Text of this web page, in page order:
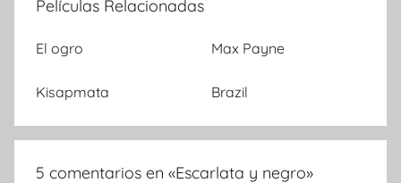
Películas Relacionadas
El ogro Max Payne
Kisapmata Brazil
5 comentarios en «Escarlata y negro»